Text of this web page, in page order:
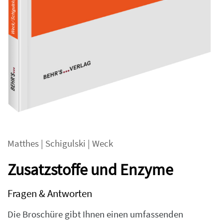
Matthes | Schigulski | Weck
Zusatzstoffe und Enzyme
Fragen & Antworten
Die Broschüre gibt Ihnen einen umfassenden